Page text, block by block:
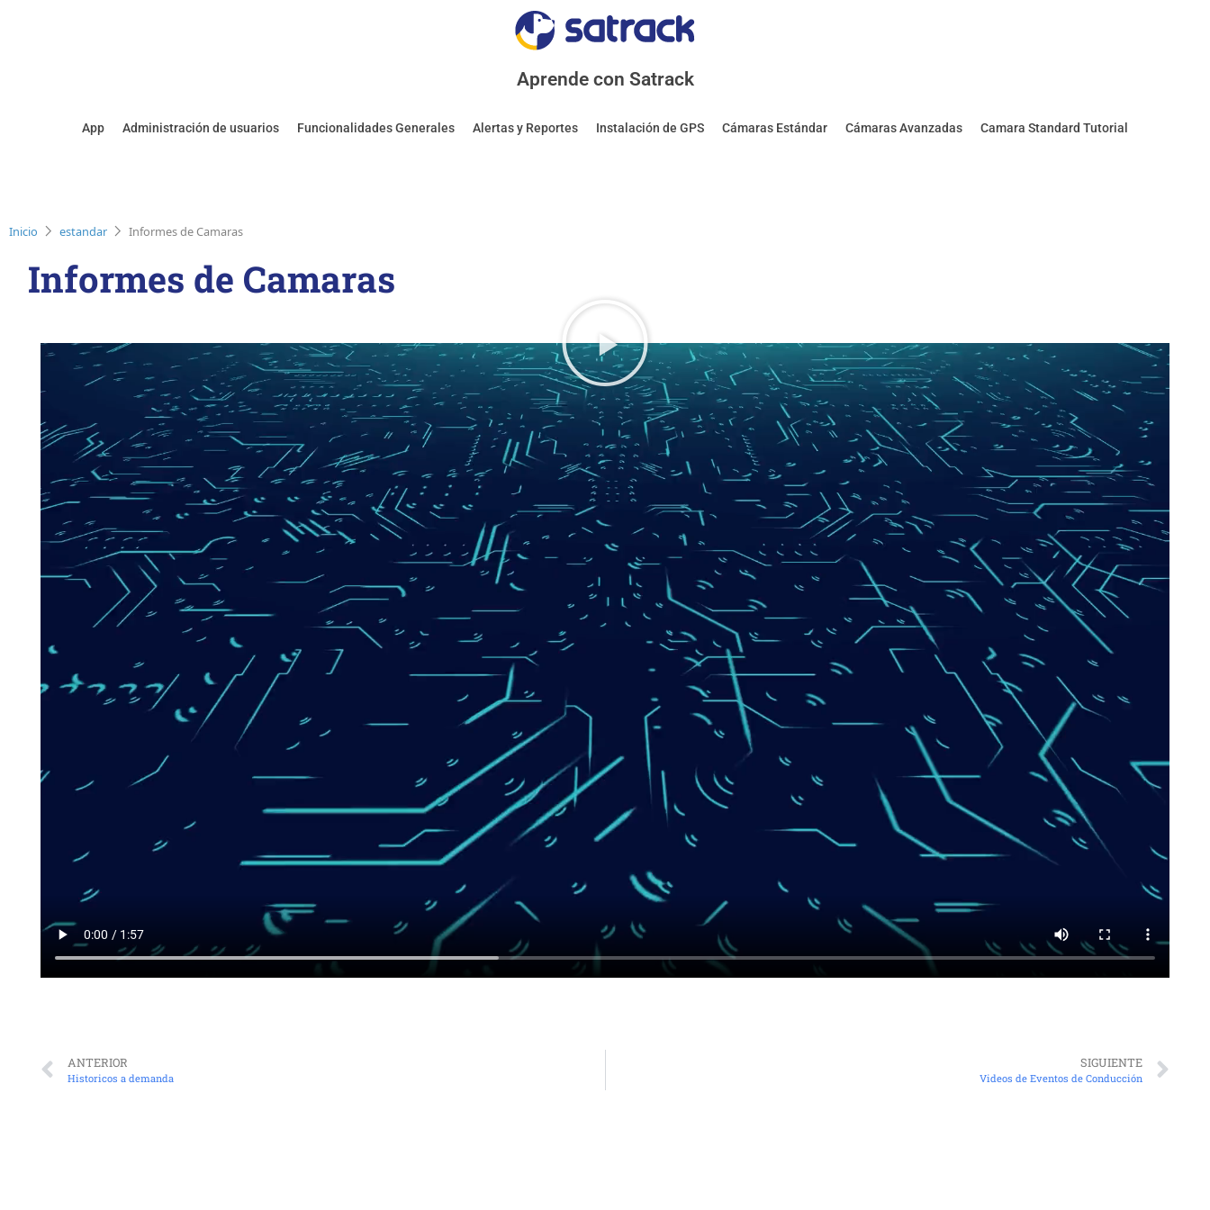
Aprende con Satrack
App Administración de usuarios Funcionalidades Generales Alertas y Reportes Instalación de GPS Cámaras Estándar Cámaras Avanzadas Camara Standard Tutorial
Inicio chevron_right estandar chevron_right Informes de Camaras
Informes de Camaras
ANTERIOR
Historicos a demanda
SIGUIENTE
Videos de Eventos de Conducción